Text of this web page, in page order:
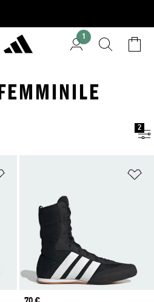
1
2
Aggiungi alla lista dei desideri